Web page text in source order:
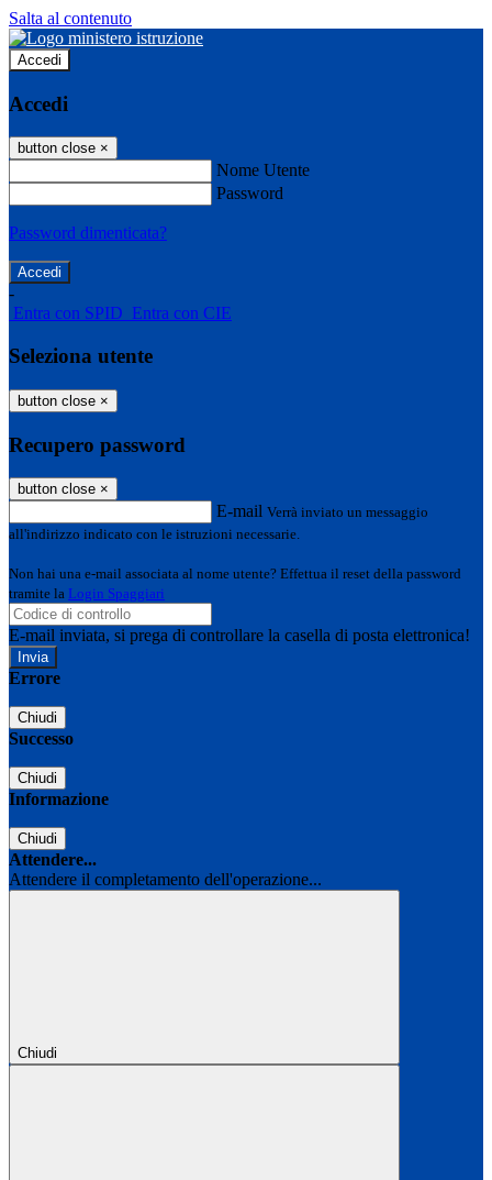
Salta al contenuto
Accedi
Accedi
button close ×
Nome Utente
Password
Password dimenticata?
-
Entra con SPID Entra con CIE
Seleziona utente
button close ×
Recupero password
button close ×
E-mail Verrà inviato un messaggio
all'indirizzo indicato con le istruzioni necessarie.
Non hai una e-mail associata al nome utente? Effettua il reset della password
tramite la Login Spaggiari
E-mail inviata, si prega di controllare la casella di posta elettronica!
Errore
Chiudi
Successo
Chiudi
Informazione
Chiudi
Attendere...
Attendere il completamento dell'operazione...
Chiudi